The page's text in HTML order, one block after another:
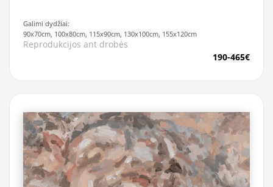
Galimi dydžiai:
90x70cm, 100x80cm, 115x90cm, 130x100cm, 155x120cm
Reprodukcijos ant drobės
190-465€